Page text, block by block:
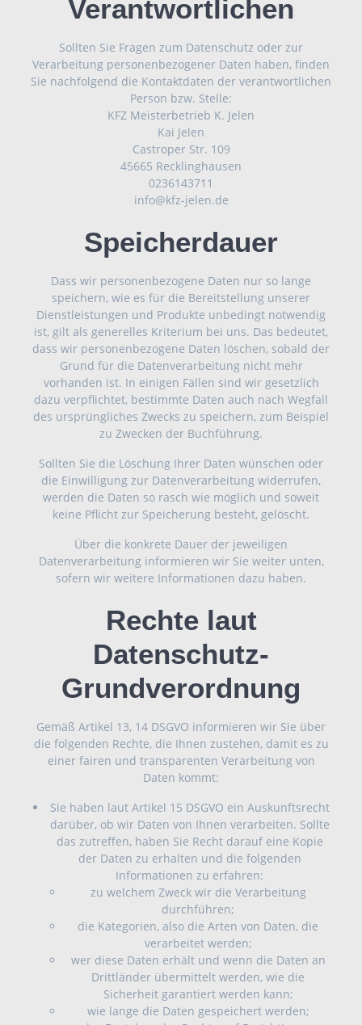
Verantwortlichen
Sollten Sie Fragen zum Datenschutz oder zur
Verarbeitung personenbezogener Daten haben, finden
Sie nachfolgend die Kontaktdaten der verantwortlichen
Person bzw. Stelle:
KFZ Meisterbetrieb K. Jelen
Kai Jelen
Castroper Str. 109
45665 Recklinghausen
0236143711
info@kfz-jelen.de
Speicherdauer
Dass wir personenbezogene Daten nur so lange
speichern, wie es für die Bereitstellung unserer
Dienstleistungen und Produkte unbedingt notwendig
ist, gilt als generelles Kriterium bei uns. Das bedeutet,
dass wir personenbezogene Daten löschen, sobald der
Grund für die Datenverarbeitung nicht mehr
vorhanden ist. In einigen Fällen sind wir gesetzlich
dazu verpflichtet, bestimmte Daten auch nach Wegfall
des ursprüngliches Zwecks zu speichern, zum Beispiel
zu Zwecken der Buchführung.
Sollten Sie die Löschung Ihrer Daten wünschen oder
die Einwilligung zur Datenverarbeitung widerrufen,
werden die Daten so rasch wie möglich und soweit
keine Pflicht zur Speicherung besteht, gelöscht.
Über die konkrete Dauer der jeweiligen
Datenverarbeitung informieren wir Sie weiter unten,
sofern wir weitere Informationen dazu haben.
Rechte laut
Datenschutz-
Grundverordnung
Gemäß Artikel 13, 14 DSGVO informieren wir Sie über
die folgenden Rechte, die Ihnen zustehen, damit es zu
einer fairen und transparenten Verarbeitung von
Daten kommt:
Sie haben laut Artikel 15 DSGVO ein Auskunftsrecht
darüber, ob wir Daten von Ihnen verarbeiten. Sollte
das zutreffen, haben Sie Recht darauf eine Kopie
der Daten zu erhalten und die folgenden
Informationen zu erfahren:
zu welchem Zweck wir die Verarbeitung
durchführen;
die Kategorien, also die Arten von Daten, die
verarbeitet werden;
wer diese Daten erhält und wenn die Daten an
Drittländer übermittelt werden, wie die
Sicherheit garantiert werden kann;
wie lange die Daten gespeichert werden;